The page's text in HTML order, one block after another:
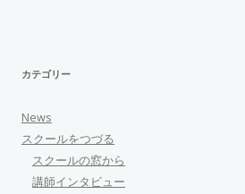
カテゴリー
News
スクールをつづる
スクールの窓から
講師インタビュー